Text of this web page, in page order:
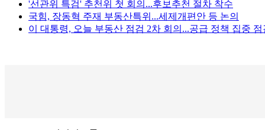
'선관위 특검' 추천위 첫 회의...후보추천 절차 착수
국힘, 장동혁 주재 부동산특위...세제개편안 등 논의
이 대통령, 오늘 부동산 점검 2차 회의...공급 정책 집중 점